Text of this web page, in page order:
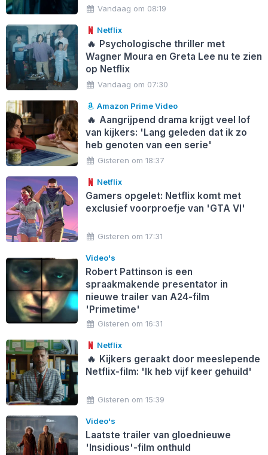
Vandaag om 08:19
Netflix
🔥 Psychologische thriller met
Wagner Moura en Greta Lee nu te zien
op Netflix
Vandaag om 07:30
Amazon Prime Video
🔥 Aangrijpend drama krijgt veel lof
van kijkers: 'Lang geleden dat ik zo
heb genoten van een serie'
Gisteren om 18:37
Netflix
Gamers opgelet: Netflix komt met
exclusief voorproefje van 'GTA VI'
Gisteren om 17:31
Video's
Robert Pattinson is een
spraakmakende presentator in
nieuwe trailer van A24-film
'Primetime'
Gisteren om 16:31
Netflix
🔥 Kijkers geraakt door meeslepende
Netflix-film: 'Ik heb vijf keer gehuild'
Gisteren om 15:39
Video's
Laatste trailer van gloednieuwe
'Insidious'-film onthuld